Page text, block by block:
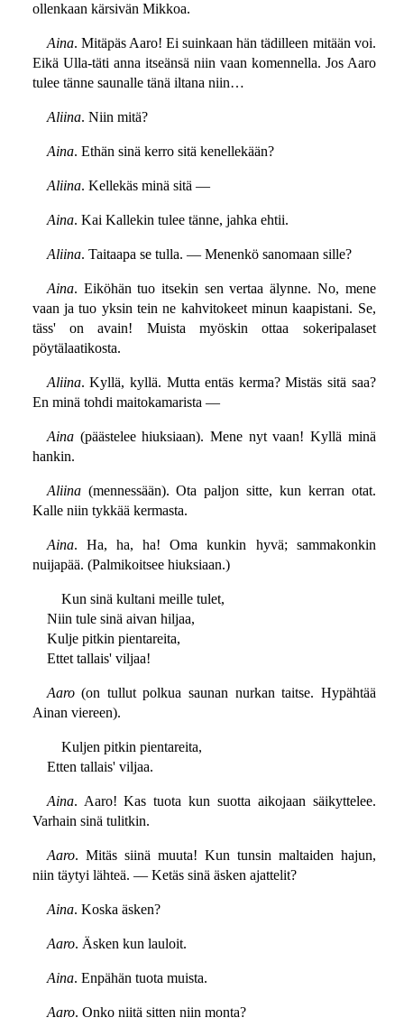
ollenkaan kärsivän Mikkoa.
Aina. Mitäpäs Aaro! Ei suinkaan hän tädilleen mitään voi.
Eikä Ulla-täti anna itseänsä niin vaan komennella. Jos Aaro
tulee tänne saunalle tänä iltana niin…
Aliina. Niin mitä?
Aina. Ethän sinä kerro sitä kenellekään?
Aliina. Kellekäs minä sitä —
Aina. Kai Kallekin tulee tänne, jahka ehtii.
Aliina. Taitaapa se tulla. — Menenkö sanomaan sille?
Aina. Eiköhän tuo itsekin sen vertaa älynne. No, mene
vaan ja tuo yksin tein ne kahvitokeet minun kaapistani. Se,
täss' on avain! Muista myöskin ottaa sokeripalaset
pöytälaatikosta.
Aliina. Kyllä, kyllä. Mutta entäs kerma? Mistäs sitä saa?
En minä tohdi maitokamarista —
Aina(päästelee hiuksiaan). Mene nyt vaan! Kyllä minä
hankin.
Aliina(mennessään). Ota paljon sitte, kun kerran otat.
Kalle niin tykkää kermasta.
Aina. Ha, ha, ha! Oma kunkin hyvä; sammakonkin
nuijapää. (Palmikoitsee hiuksiaan.)
Kun sinä kultani meille tulet,
Niin tule sinä aivan hiljaa,
Kulje pitkin pientareita,
Ettet tallais' viljaa!
Aaro(on tullut polkua saunan nurkan taitse. Hypähtää
Ainan viereen).
Kuljen pitkin pientareita,
Etten tallais' viljaa.
Aina. Aaro! Kas tuota kun suotta aikojaan säikyttelee.
Varhain sinä tulitkin.
Aaro. Mitäs siinä muuta! Kun tunsin maltaiden hajun,
niin täytyi lähteä. — Ketäs sinä äsken ajattelit?
Aina. Koska äsken?
Aaro. Äsken kun lauloit.
Aina. Enpähän tuota muista.
Aaro. Onko niitä sitten niin monta?